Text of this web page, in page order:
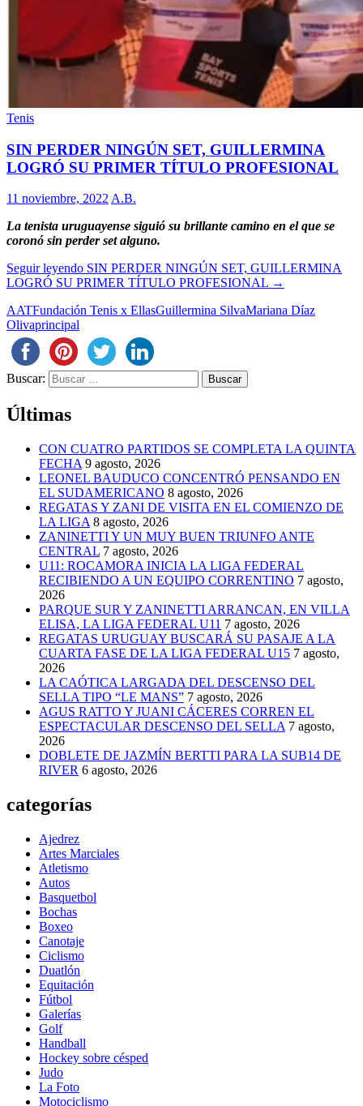
Tenis
SIN PERDER NINGÚN SET, GUILLERMINA
LOGRÓ SU PRIMER TÍTULO PROFESIONAL
11 noviembre, 2022 A.B.
La tenista uruguayense siguió su brillante camino en el que se
coronó sin perder set alguno.
Seguir leyendo SIN PERDER NINGÚN SET, GUILLERMINA
LOGRÓ SU PRIMER TÍTULO PROFESIONAL →
AATFundación Tenis x EllasGuillermina SilvaMariana Díaz
Olivaprincipal
Buscar:
Últimas
CON CUATRO PARTIDOS SE COMPLETA LA QUINTA
FECHA 9 agosto, 2026
LEONEL BAUDUCO CONCENTRÓ PENSANDO EN
EL SUDAMERICANO 8 agosto, 2026
REGATAS Y ZANI DE VISITA EN EL COMIENZO DE
LA LIGA 8 agosto, 2026
ZANINETTI Y UN MUY BUEN TRIUNFO ANTE
CENTRAL 7 agosto, 2026
U11: ROCAMORA INICIA LA LIGA FEDERAL
RECIBIENDO A UN EQUIPO CORRENTINO 7 agosto,
2026
PARQUE SUR Y ZANINETTI ARRANCAN, EN VILLA
ELISA, LA LIGA FEDERAL U11 7 agosto, 2026
REGATAS URUGUAY BUSCARÁ SU PASAJE A LA
CUARTA FASE DE LA LIGA FEDERAL U15 7 agosto,
2026
LA CAÓTICA LARGADA DEL DESCENSO DEL
SELLA TIPO “LE MANS” 7 agosto, 2026
AGUS RATTO Y JUANI CÁCERES CORREN EL
ESPECTACULAR DESCENSO DEL SELLA 7 agosto,
2026
DOBLETE DE JAZMÍN BERTTI PARA LA SUB14 DE
RIVER 6 agosto, 2026
categorías
Ajedrez
Artes Marciales
Atletismo
Autos
Basquetbol
Bochas
Boxeo
Canotaje
Ciclismo
Duatlón
Equitación
Fútbol
Galerías
Golf
Handball
Hockey sobre césped
Judo
La Foto
Motociclismo